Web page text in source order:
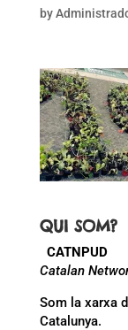
by
QUI SOM?
CATNPUD
Catalan
Som la xarxa
Catalunya.